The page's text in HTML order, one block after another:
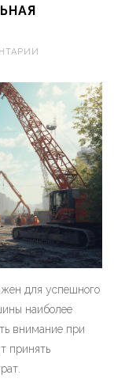
для успешного
наиболее
внимание при
принять